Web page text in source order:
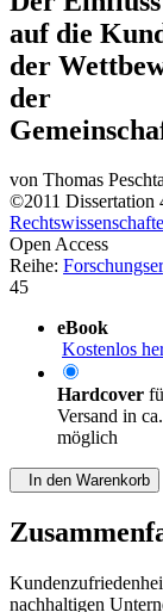
auf die
der
der
von Thomas
©2011 Dissertation
Open Access
Reihe:
45
eBook
Kostenlos
Hardcover
Versand in
möglich
In den Warenkorb
nachhaltigen